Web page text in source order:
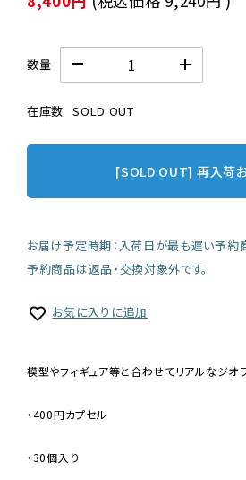
数量
在庫数 SOLD OUT
[SOLD OUT] 再入荷
お届け予定時期：入荷日が最も遅い予約
予約商品は返品・交換対象外です。
お気に入りに追加
模型やフィギュア等と合わせてリアルなジオ
・400円カプセル
・30個入り